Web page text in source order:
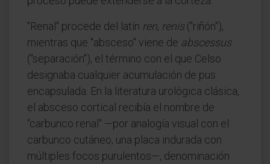
"Renal" procede del latín ren, renis("riñón"),
mientras que "absceso" viene de abscessus
("separación"), el término con el que Celso
designaba cualquier acumulación de pus
encapsulada. En la literatura urológica clásica,
el absceso cortical recibía el nombre de
"carbunco renal" —por analogía visual con el
carbunco cutáneo, una placa indurada con
múltiples focos purulentos—, denominación